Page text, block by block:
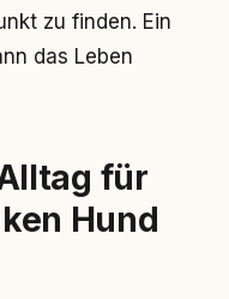
zu finden. Ein
das Leben
für
Hund